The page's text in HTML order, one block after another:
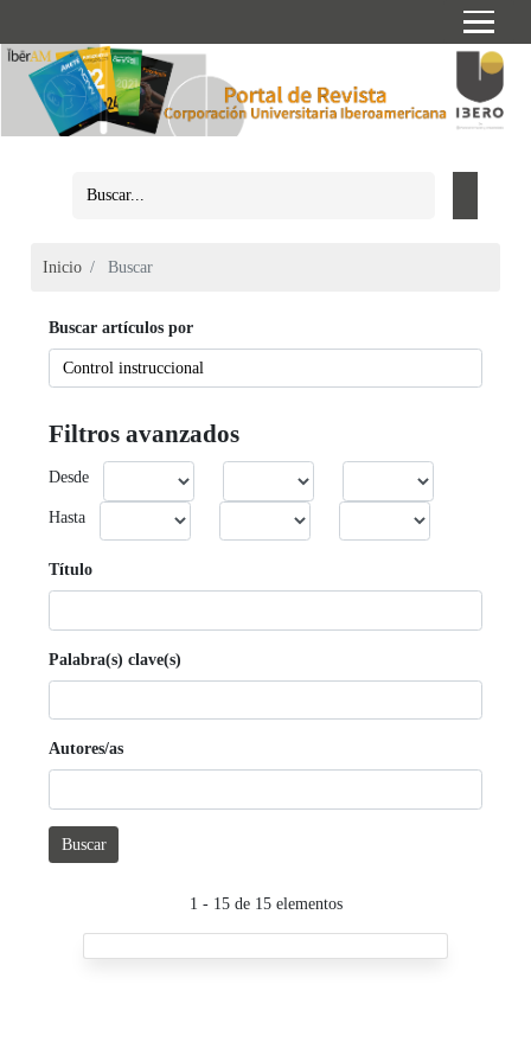
Inicio Buscar
Buscar artículos por
Filtros avanzados
Desde
Hasta
Título
Palabra(s) clave(s)
Autores/as
Buscar
1 - 15 de 15 elementos